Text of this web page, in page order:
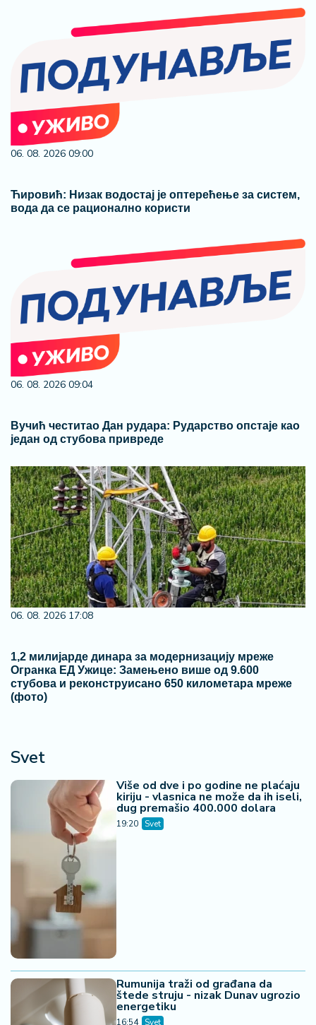
06. 08. 2026 09:00
Ћировић: Низак водостај је оптерећење за систем,
вода да се рационално користи
06. 08. 2026 09:04
Вучић честитао Дан рудара: Рударство опстаје као
један од стубова привреде
06. 08. 2026 17:08
1,2 милијарде динара за модернизацију мреже
Огранка ЕД Ужице: Замењено више од 9.600
стубова и реконструисано 650 километара мреже
(фото)
Svet
Više od dve i po godine ne plaćaju
kiriju - vlasnica ne može da ih iseli,
dug premašio 400.000 dolara
19:20 Svet
Rumunija traži od građana da
štede struju - nizak Dunav ugrozio
energetiku
16:54 Svet